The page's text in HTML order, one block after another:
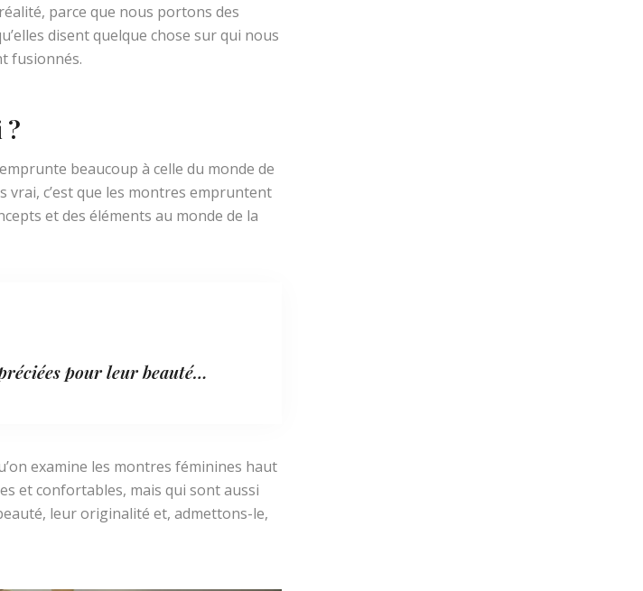
parce que nous portons des
disent quelque chose sur qui nous
fusionnés.
?
beaucoup à celle du monde de
vrai, c’est que les montres empruntent
et des éléments au monde de la
pour leur beauté…
examine les montres féminines haut
et confortables, mais qui sont aussi
leur originalité et, admettons-le,